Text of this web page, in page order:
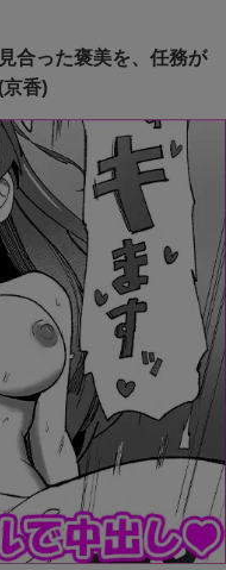
合った褒美を、任務が
香)